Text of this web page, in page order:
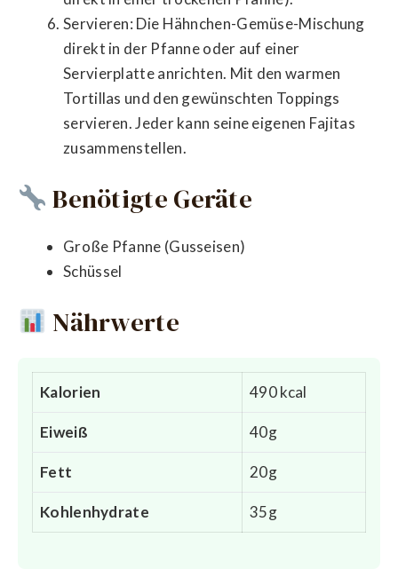
Servieren: Die Hähnchen-Gemüse-Mischung
direkt in der Pfanne oder auf einer
Servierplatte anrichten. Mit den warmen
Tortillas und den gewünschten Toppings
servieren. Jeder kann seine eigenen Fajitas
zusammenstellen.
Benötigte Geräte
Große Pfanne (Gusseisen)
Schüssel
Nährwerte
Kalorien 490 kcal
Eiweiß 40g
Fett 20g
Kohlenhydrate 35g